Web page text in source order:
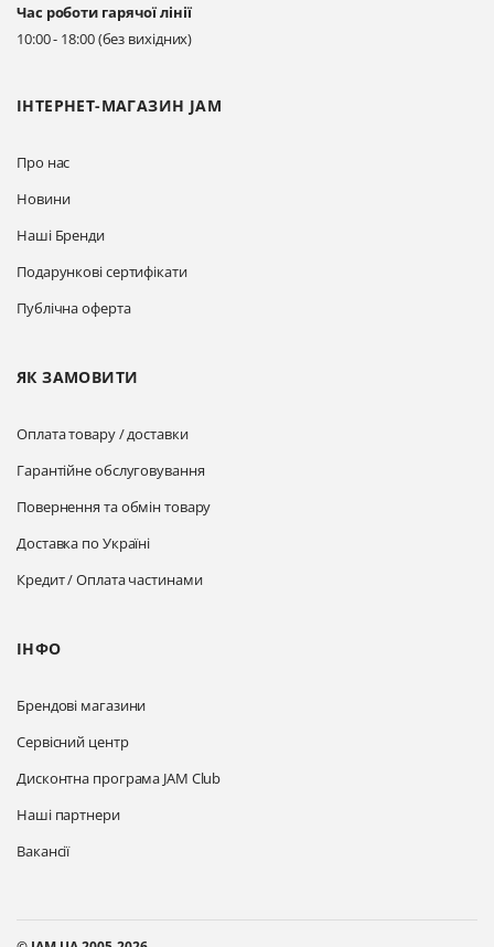
ІНТЕРНЕТ-МАГАЗИН JAM
Про нас
Новини
Наші Бренди
Подарункові сертифікати
Публічна оферта
ЯК ЗАМОВИТИ
Оплата товару / доставки
Гарантійне обслуговування
Повернення та обмін товару
Доставка по Україні
Кредит / Оплата частинами
ІНФО
Брендові магазини
Сервісний центр
Дисконтна програма JAM Club
Наші партнери
Вакансії
Час роботи гарячої лінії
10:00 - 18:00 (без вихідних)